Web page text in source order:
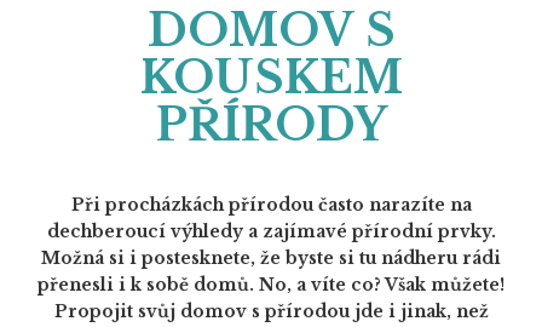
DOMOV S
KOUSKEM
PŘÍRODY
Při procházkách přírodou často narazíte na
dechberoucí výhledy a zajímavé přírodní prvky.
Možná si i postesknete, že byste si tu nádheru rádi
přenesli i k sobě domů. No, a víte co? Však můžete!
Propojit svůj domov s přírodou jde i jinak, než
HLEDAT
Doporučujeme